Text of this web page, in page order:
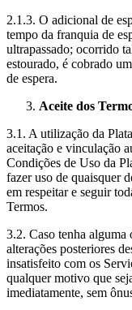
2.1.3. O adicional de
tempo da franquia de
ultrapassado; ocorrido
estourado, é cobrado
de espera.
Aceite dos
3.1. A utilização da
aceitação e vinculação
Condições de Uso da
fazer uso de quaisquer
em respeitar e seguir
Termos.
3.2. Caso tenha alguma
alterações posteriores
insatisfeito com os
qualquer motivo que
imediatamente, sem